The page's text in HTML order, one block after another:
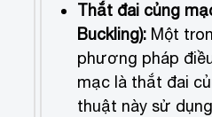
Thắt đai củng
Buckling): Một
phương pháp
mạc là thắt đai
thuật này sử